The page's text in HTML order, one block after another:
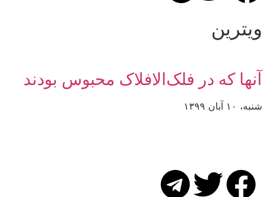
ویترین
آنها که در فلک‌الافلاک محبوس بودند
شنبه، ۱۰ آبان ۱۳۹۹